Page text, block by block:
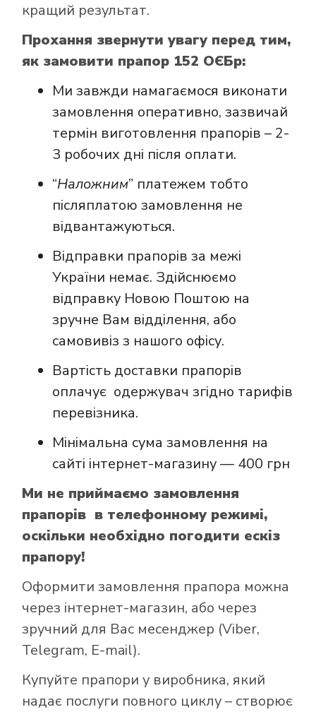
кращий результат.
Прохання звернути увагу перед тим,
як замовити прапор 152 ОЄБр:
Ми завжди намагаємося виконати
замовлення оперативно, зазвичай
термін виготовлення прапорів – 2-
3 робочих дні після оплати.
“Наложним” платежем тобто
післяплатою замовлення не
відвантажуються.
Відправки прапорів за межі
України немає. Здійснюємо
відправку Новою Поштою на
зручне Вам відділення, або
самовивіз з нашого офісу.
Вартість доставки прапорів
оплачує одержувач згідно тарифів
перевізника.
Мінімальна сума замовлення на
сайті інтернет-магазину — 400 грн
Ми не приймаємо замовлення
прапорів в телефонному режимі,
оскільки необхідно погодити ескіз
прапору!
Оформити замовлення прапора можна
через інтернет-магазин, або через
зручний для Вас месенджер (Viber,
Telegram, E-mail).
Купуйте прапори у виробника, який
надає послуги повного циклу – створює